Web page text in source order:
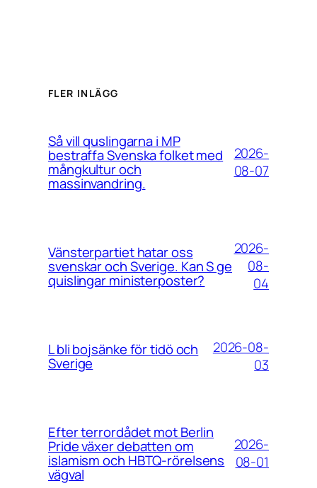
FLER INLÄGG
Så vill quslingarna i MP
bestraffa Svenska folket med
mångkultur och
massinvandring.
2026-
08-07
Vänsterpartiet hatar oss
svenskar och Sverige. Kan S ge
quislingar ministerposter?
2026-
08-
04
L bli bojsänke för tidö och
Sverige
2026-08-
03
Efter terrordådet mot Berlin
Pride växer debatten om
islamism och HBTQ-rörelsens
vägval
2026-
08-01